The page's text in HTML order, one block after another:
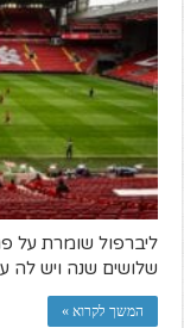
ליברפול שומרת על
שלושים שנה ויש לה
המשך לקרוא »